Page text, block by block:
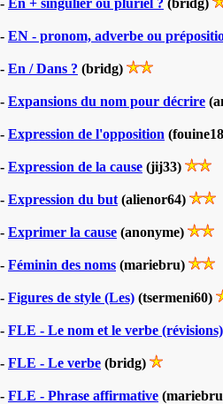
- En + singulier ou pluriel ? (bridg)
- EN - pronom, adverbe ou
- En / Dans ? (bridg)
- Expansions du nom pour décrire
- Expression de l'opposition
- Expression de la cause (jij33)
- Expression du but (alienor64)
- Exprimer la cause (anonyme)
- Féminin des noms (mariebru)
- Figures de style (Les) (tsermeni60)
- FLE - Le nom et le verbe (révisions)
- FLE - Le verbe (bridg)
- FLE - Phrase affirmative